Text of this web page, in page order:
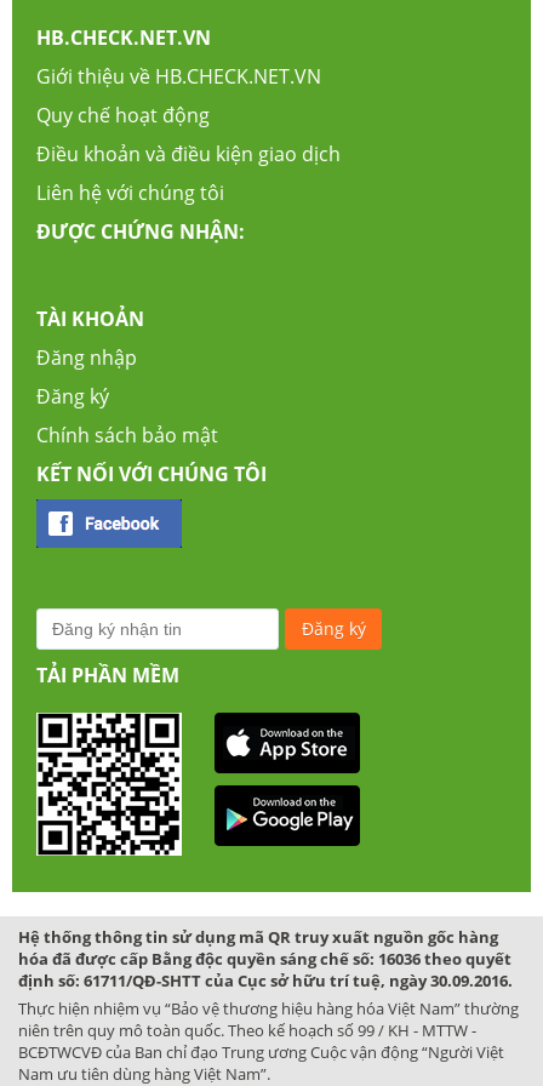
HB.CHECK.NET.VN
Giới thiệu về HB.CHECK.NET.VN
Quy chế hoạt động
Điều khoản và điều kiện giao dịch
Liên hệ với chúng tôi
ĐƯỢC CHỨNG NHẬN:
TÀI KHOẢN
Đăng nhập
Đăng ký
Chính sách bảo mật
KẾT NỐI VỚI CHÚNG TÔI
TẢI PHẦN MỀM
Hệ thống thông tin sử dụng mã QR truy xuất nguồn gốc hàng
hóa đã được cấp Bằng độc quyền sáng chế số: 16036 theo quyết
định số: 61711/QĐ-SHTT của Cục sở hữu trí tuệ, ngày 30.09.2016.
Thực hiện nhiệm vụ “Bảo vệ thương hiệu hàng hóa Việt Nam” thường
niên trên quy mô toàn quốc. Theo kế hoạch số 99 / KH - MTTW -
BCĐTWCVĐ của Ban chỉ đạo Trung ương Cuộc vận động “Người Việt
Nam ưu tiên dùng hàng Việt Nam”.